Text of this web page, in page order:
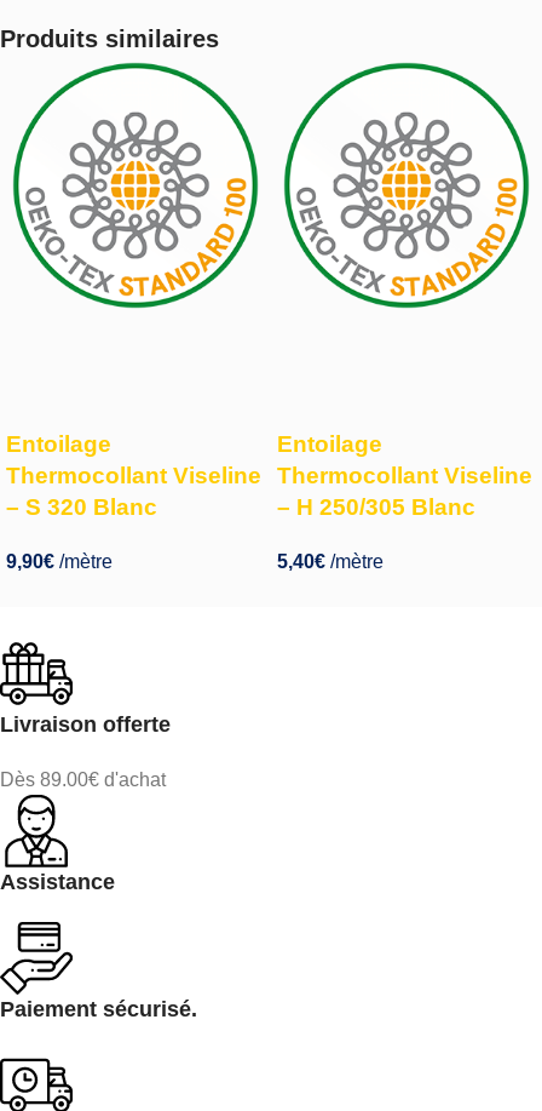
Produits similaires
Entoilage
Thermocollant Viseline
– S 320 Blanc
9,90€ /mètre
Entoilage
Thermocollant Viseline
– H 250/305 Blanc
5,40€ /mètre
Livraison offerte
Dès 89.00€ d'achat
Assistance
Paiement sécurisé.